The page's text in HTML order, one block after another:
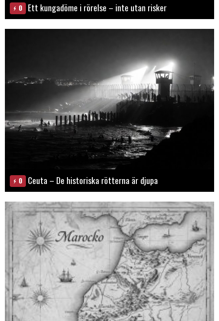
0 Ett kungadöme i rörelse – inte utan risker
0 Ceuta – De historiska rötterna är djupa